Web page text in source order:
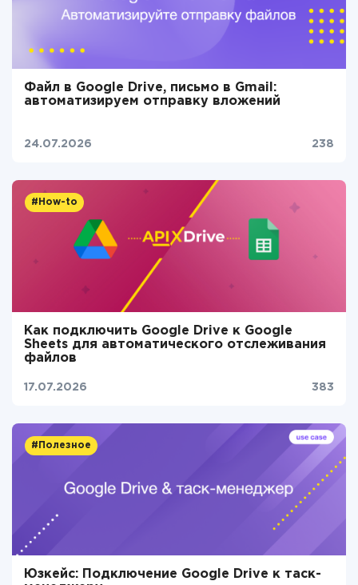
Файл в Google Drive, письмо в Gmail:
автоматизируем отправку вложений
24.07.2026 238
#How-to
Как подключить Google Drive к Google
Sheets для автоматического отслеживания
файлов
17.07.2026 383
#Полезное
Юзкейс: Подключение Google Drive к таск-